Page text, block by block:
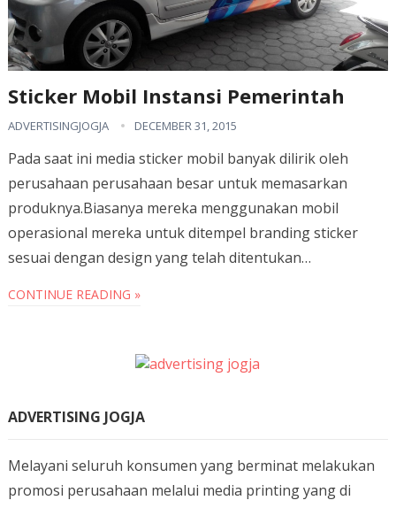
Sticker Mobil Instansi Pemerintah
ADVERTISINGJOGJA DECEMBER 31, 2015
Pada saat ini media sticker mobil banyak dilirik oleh
perusahaan perusahaan besar untuk memasarkan
produknya.Biasanya mereka menggunakan mobil
operasional mereka untuk ditempel branding sticker
sesuai dengan design yang telah ditentukan…
CONTINUE READING »
ADVERTISING JOGJA
Melayani seluruh konsumen yang berminat melakukan
promosi perusahaan melalui media printing yang di